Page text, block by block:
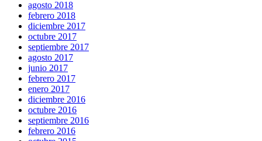
agosto 2018
febrero 2018
diciembre 2017
octubre 2017
septiembre 2017
agosto 2017
junio 2017
febrero 2017
enero 2017
diciembre 2016
octubre 2016
septiembre 2016
febrero 2016